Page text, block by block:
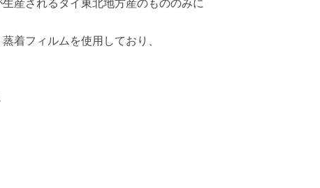
産されるタイ東北地方産のもののみに
着フィルムを使用しており、